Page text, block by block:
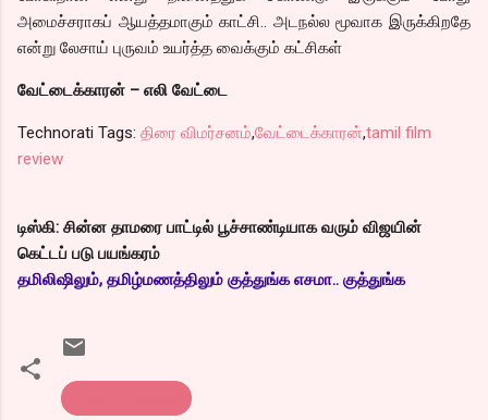
அமைச்சராகப் ஆயத்தமாகும் காட்சி.. அடநல்ல மூவாக இருக்கிறதே
என்று லேசாய் புருவம் உயர்த்த வைக்கும் கட்சிகள்
வேட்டைக்காரன் – எலி வேட்டை
Technorati Tags: திரை விமர்சனம்,வேட்டைக்காரன்,tamil film
review
டிஸ்கி: சின்ன தாமரை பாட்டில் பூச்சாண்டியாக வரும் விஜயின்
கெட்டப் படு பயங்கரம்
தமிலிஷிலும், தமிழ்மணத்திலும் குத்துங்க எசமா.. குத்துங்க